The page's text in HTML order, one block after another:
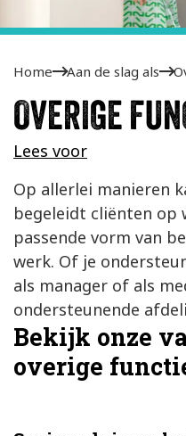
Home Aan de slag als
OVERIGE
Lees voor
Op allerlei manieren
begeleidt cliënten op
passende vorm van
werk. Of je
als manager of als
ondersteunende
Bekijk onze
overige